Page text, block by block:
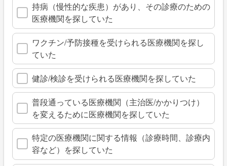
持病（慢性的な疾患）があり、その診療のための
医療機関を探していた
ワクチン/予防接種を受けられる医療機関を探し
ていた
健診/検診を受けられる医療機関を探していた
普段通っている医療機関（主治医/かかりつけ）
を変えるために医療機関を探していた
特定の医療機関に関する情報（診療時間、診療内
容など）を探していた